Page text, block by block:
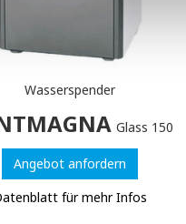
Wasserspender
Glass 150
Angebot anfordern
für mehr Infos